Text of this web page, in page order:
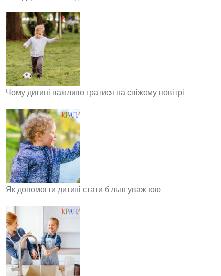
Чому дитині важливо гратися на свіжому повітрі
Як допомогти дитині стати більш уважною